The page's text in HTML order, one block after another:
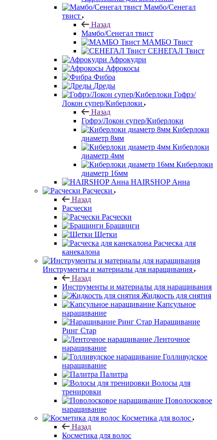
Мамбо/Сенегал
твист
Назад
Мамбо/Сенегал твист
МАМБО Твист
СЕНЕГАЛ Твист
Афрокудри
Афрокосы
Фибра
Дреды
Гофрэ/
Локон супер/Киберлоки
Назад
Гофрэ/Локон супер/Киберлоки
Киберлоки
диаметр 8мм
Киберлоки
диаметр 4мм
Киберлоки
диаметр 16мм
HAIRSHOP Анна
Расчески
Назад
Расчески
Расчески
Брашинги
Щетки
Расческа для
канекалона
Инструменты и материалы для наращивания
Назад
Инструменты и материалы для наращивания
Жидкость для снятия
Капсульное
наращивание
Наращивание
Ринг Стар
Ленточное
наращивание
Голливудское
наращивание
Палитра
Волосы для
тренировки
Поволосковое
наращивание
Косметика для волос
Назад
Косметика для волос